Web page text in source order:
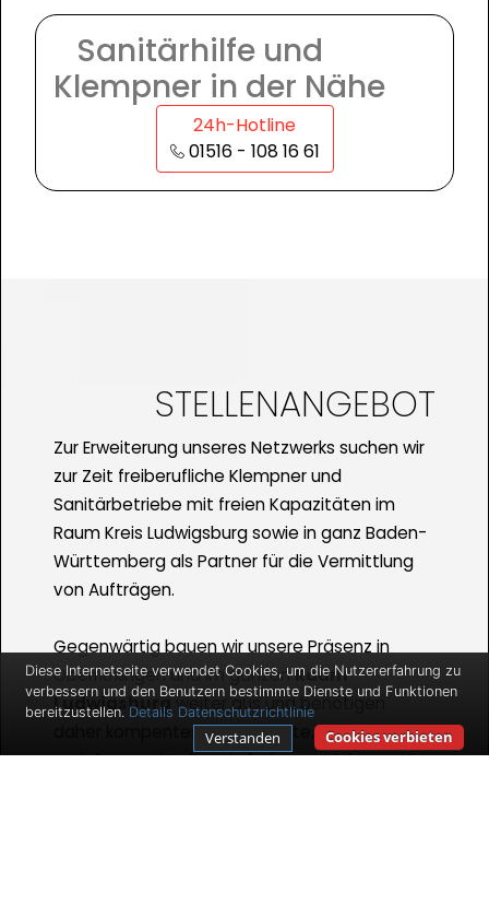
Sanitärhilfe und
Klempner in der Nähe
24h-Hotline
01516 - 108 16 61
STELLENANGEBOT
Zur Erweiterung unseres Netzwerks suchen wir
zur Zeit freiberufliche Klempner und
Sanitärbetriebe mit freien Kapazitäten im
Raum Kreis Ludwigsburg sowie in ganz Baden-
Württemberg als Partner für die Vermittlung
von Aufträgen.
Gegenwärtig bauen wir unsere Präsenz in
Oberriexingen und im ganzenRaum
Ludwigsburgweiter aus und benötigen
daher kompentente Fachkräfte, die mobil sind
und die vermittelten Aufträge verrichten. Wir
Diese Internetseite verwendet Cookies, um die Nutzererfahrung zu
verbessern und den Benutzern bestimmte Dienste und Funktionen
bereitzustellen. Details Datenschutzrichtlinie
Cookies verbieten
Verstanden